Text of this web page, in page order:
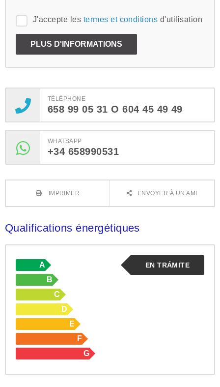
J'accepte les termes et conditions d'utilisation
TÉLÉPHONE
658 99 05 31 O 604 45 49 49
WHATSAPP
+34 658990531
IMPRIMER ENVOYER À UN AMI
Qualifications énergétiques
EN TRÁMITE
A
B
C
D
E
F
G